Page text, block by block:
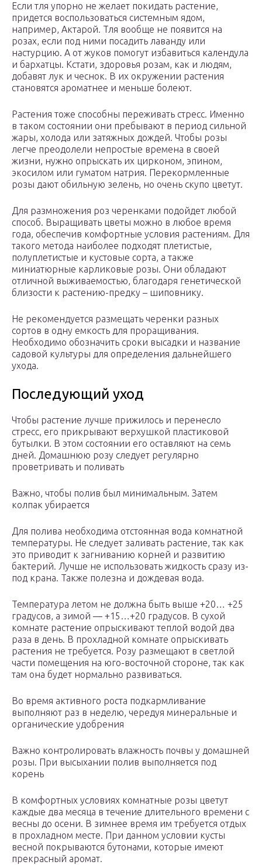
Если тля упорно не желает покидать растение,
придется воспользоваться системным ядом,
например, Актарой. Тля вообще не появится на
розах, если под ними посадить лаванду или
настурцию. А от жуков помогут избавиться календула
и бархатцы. Кстати, здоровья розам, как и людям,
добавят лук и чеснок. В их окружении растения
становятся ароматнее и меньше болеют.
Растения тоже способны переживать стресс. Именно
в таком состоянии они пребывают в период сильной
жары, холода или затяжных дождей. Чтобы розы
легче преодолели непростые времена в своей
жизни, нужно опрыскать их цирконом, эпином,
экосилом или гуматом натрия. Перекормленные
розы дают обильную зелень, но очень скупо цветут.
Для размножения роз черенками подойдет любой
способ. Выращивать цветы можно в любое время
года, обеспечив комфортные условия растениям. Для
такого метода наиболее подходят плетистые,
полуплетистые и кустовые сорта, а также
миниатюрные карликовые розы. Они обладают
отличной выживаемостью, благодаря генетической
близости к растению-предку – шиповнику.
Не рекомендуется размещать черенки разных
сортов в одну емкость для проращивания.
Необходимо обозначить сроки высадки и название
садовой культуры для определения дальнейшего
ухода.
Последующий уход
Чтобы растение лучше прижилось и перенесло
стресс, его прикрывают верхушкой пластиковой
бутылки. В этом состоянии его оставляют на семь
дней. Домашнюю розу следует регулярно
проветривать и поливать
Важно, чтобы полив был минимальным. Затем
колпак убирается
Для полива необходима отстоянная вода комнатной
температуры. Не следует заливать растение, так как
это приводит к загниванию корней и развитию
бактерий. Лучше не использовать жидкость сразу из-
под крана. Также полезна и дождевая вода.
Температура летом не должна быть выше +20… +25
градусов, а зимой — +15…+20 градусов. В сухой
комнате растение опрыскивают теплой водой два
раза в день. В прохладной комнате опрыскивать
растения не требуется. Розу размещают в светлой
части помещения на юго-восточной стороне, так как
там она будет нормально развиваться.
Во время активного роста подкармливание
выполняют раз в неделю, чередуя минеральные и
органические удобрения
Важно контролировать влажность почвы у домашней
розы. При высыхании полив выполняется под
корень
В комфортных условиях комнатные розы цветут
каждые два месяца в течение длительного времени с
весны до осени. В зимнее время им требуется отдых
в прохладном месте. При данном условии кусты
весной покрываются бутонами, которые имеют
прекрасный аромат.